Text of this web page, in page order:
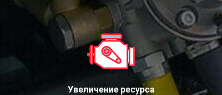
Увеличение ресурса